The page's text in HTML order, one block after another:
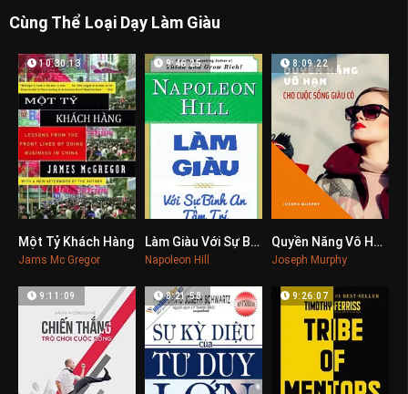
Cùng Thể Loại Dạy Làm Giàu
0
10:30:13
Một Tỷ Khách Hàng
Jams Mc Gregor
0
9:46:25
Làm Giàu Với Sự Bình An Tâm Trí
Napoleon Hill
0
8:09:22
Quyền Năng Vô Hạn Cho Cuộc Sống Giàu Có
Joseph Murphy
9:11:09 8:21:58 9:26:07